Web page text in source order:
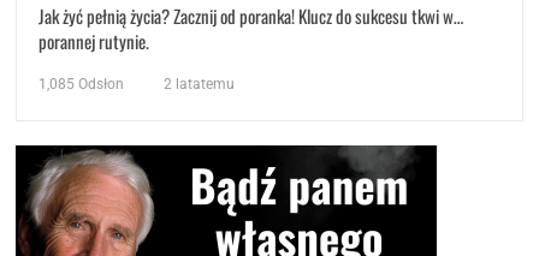
Jak żyć pełnią życia? Zacznij od poranka! Klucz do sukcesu tkwi w…
porannej rutynie.
1,085 Odsłon 2 latatemu